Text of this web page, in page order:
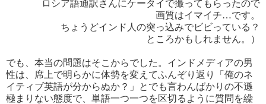
ロシア語通訳さんにケータイで撮ってもらったので
画質はイマイチ…です。
ちょうどインド人の突っ込みでビビっている？
ところかもしれません。）
でも、本当の問題はそこからでした。インドメディアの男
性は、席上で明らかに体勢を変えてふんぞり返り「俺のネ
イティブ英語が分からぬか？」とでも言わんばかりの不遜
極まりない態度で、単語一つ一つを区切るように質問を繰